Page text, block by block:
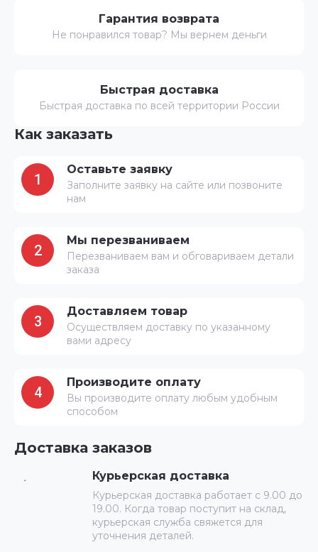
Гарантия возврата
Не понравился товар? Мы вернем деньги
Быстрая доставка
Быстрая доставка по всей территории России
Как заказать
1
Оставьте заявку
Заполните заявку на сайте или позвоните
нам
2
Мы перезваниваем
Перезваниваем вам и обговариваем детали
заказа
3
Доставляем товар
Осуществляем доставку по указанному
вами адресу
4
Производите оплату
Вы производите оплату любым удобным
способом
Доставка заказов
Курьерская доставка
Курьерская доставка работает с 9.00 до
19.00. Когда товар поступит на склад,
курьерская служба свяжется для
уточнения деталей.